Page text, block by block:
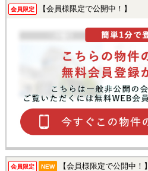
会員限定 【会員様限定で公開中！】
会員限定 NEW 【会員様限定で公開中！】